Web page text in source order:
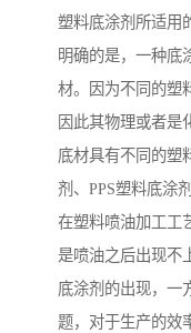
塑料底涂剂所适用
明确的是，一种底
材。因为不同的塑
因此其物理或者是
底材具有不同的塑
剂、PPS塑料底涂
在塑料喷油加工工
是喷油之后出现不
底涂剂的出现，一
题，对于生产的效